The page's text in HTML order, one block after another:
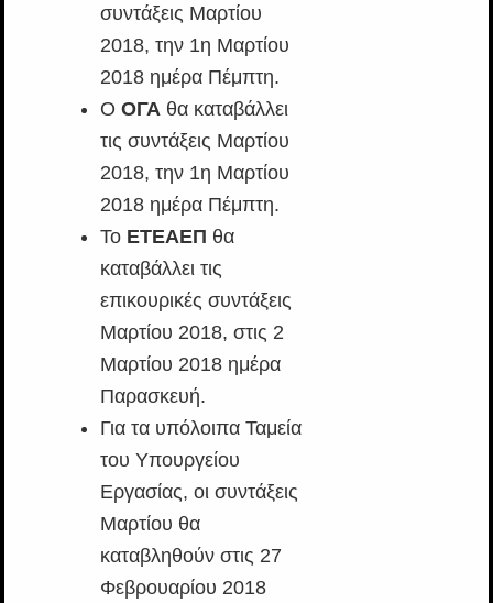
συντάξεις Μαρτίου
2018, την 1η Μαρτίου
2018 ημέρα Πέμπτη.
Ο ΟΓΑθα καταβάλλει
τις συντάξεις Μαρτίου
2018, την 1η Μαρτίου
2018 ημέρα Πέμπτη.
Το ΕΤΕΑΕΠ θα
καταβάλλει τις
επικουρικές συντάξεις
Μαρτίου 2018, στις 2
Μαρτίου 2018 ημέρα
Παρασκευή.
Για τα υπόλοιπα Ταμεία
του Υπουργείου
Εργασίας, οι συντάξεις
Μαρτίου θα
καταβληθούν στις 27
Φεβρουαρίου 2018